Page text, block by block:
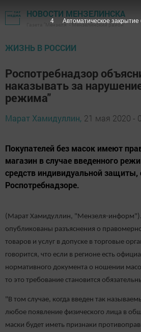
НОВОСТИ МЕНЗЕЛИНСКА
Газета "Мензеля" - Мензелинский район
ЖИЗНЬ В РОССИИ
Роспотребнадзор
наказывать за
режима"
Марат Хамидуллин, 21 мая 2020 -
Покупателей без масок имеют
магазин в случае введенного
средств индивидуальной
Роспотребнадзоре.
(Марат Хамидуллин, "Мензеля-информ").
опубликованы разъяснения о
товаров и услуг в допуске в торговые
говорится, что если в регионе есть
нормативного документа о ношении
то это требование становится
"В том случае, когда введен так
любое появление физического лица в
маски будет иметь признаки
3 Автоматическое